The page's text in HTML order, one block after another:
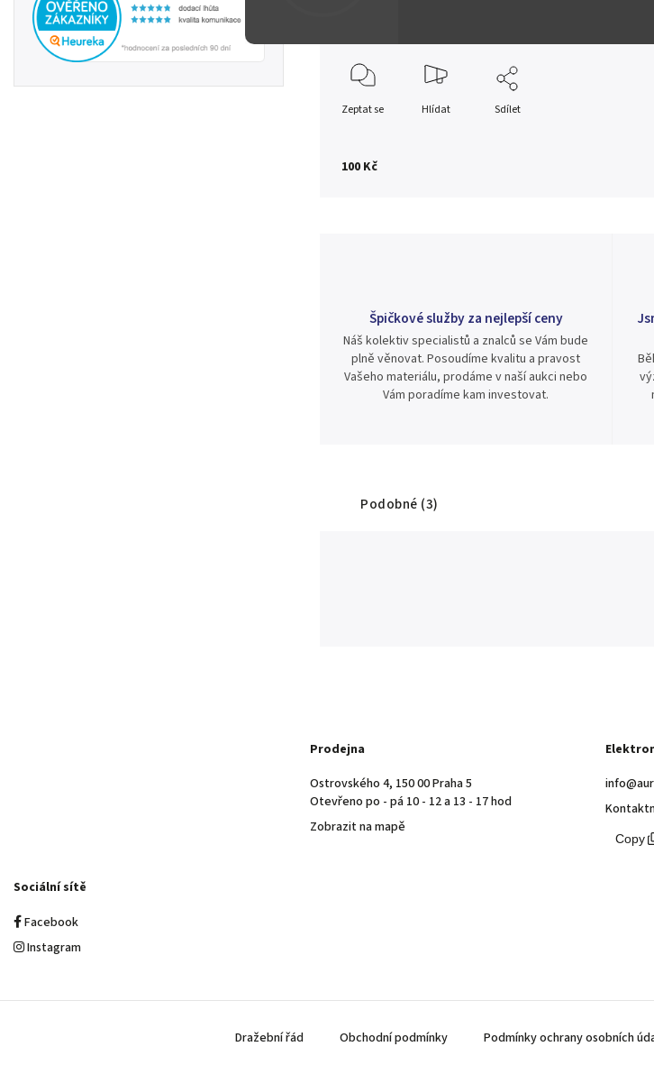
100 Kč
Zeptat se Hlídat Sdílet
Špičkové služby za nejlepší ceny
Náš kolektiv specialistů a znalců se Vám bude
plně věnovat. Posoudíme kvalitu a pravost
Vašeho materiálu, prodáme v naší aukci nebo
Vám poradíme kam investovat.
Podobné (3)
Prodejna
Ostrovského 4, 150 00 Praha 5
Otevřeno po - pá 10 - 12 a 13 - 17 hod
Zobrazit na mapě
Sociální sítě
Facebook
Instagram
Dražební řád Obchodní podmínky Podmínky ochrany osobních